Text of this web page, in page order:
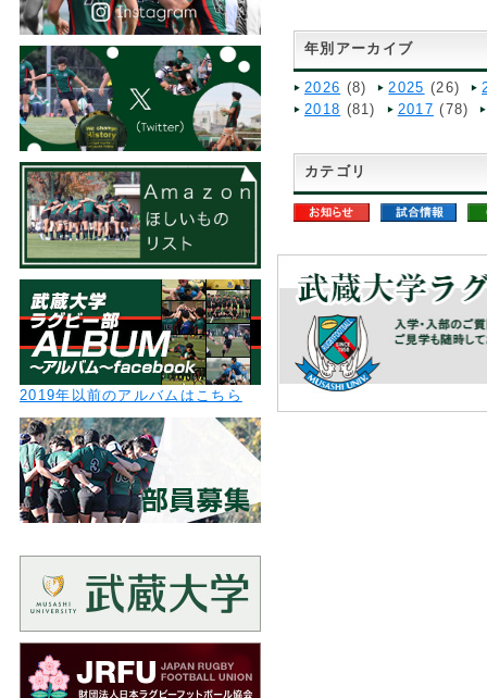
年別アーカイブ
2026 (8) 2025 (26)
2018 (81) 2017 (78)
カテゴリ
2019年以前のアルバムはこちら